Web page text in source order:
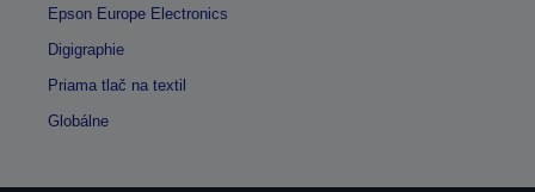
Epson Europe Electronics
Digigraphie
Priama tlač na textil
Globálne